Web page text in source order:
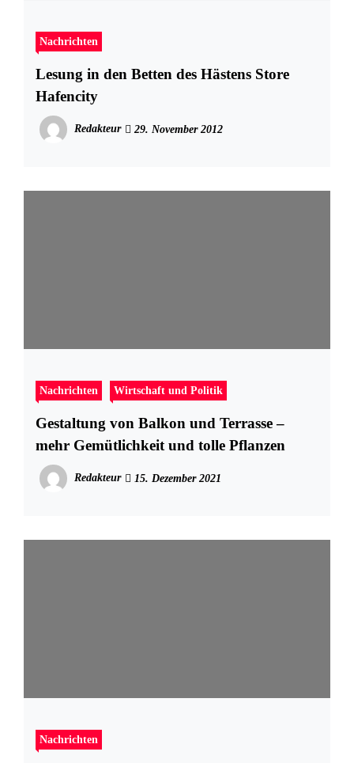
Nachrichten
Lesung in den Betten des Hästens Store
Hafencity
Redakteur 29. November 2012
Nachrichten Wirtschaft und Politik
Gestaltung von Balkon und Terrasse –
mehr Gemütlichkeit und tolle Pflanzen
Redakteur 15. Dezember 2021
Nachrichten